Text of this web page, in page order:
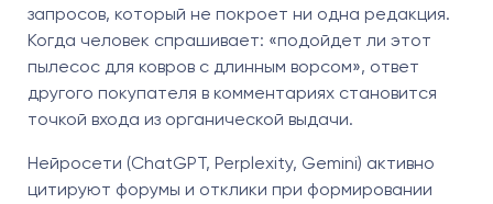
запросов, который не покроет ни одна редакция.
Когда человек спрашивает: «подойдет ли этот
пылесос для ковров с длинным ворсом», ответ
другого покупателя в комментариях становится
точкой входа из органической выдачи.
Нейросети (ChatGPT, Perplexity, Gemini) активно
цитируют форумы и отклики при формировании